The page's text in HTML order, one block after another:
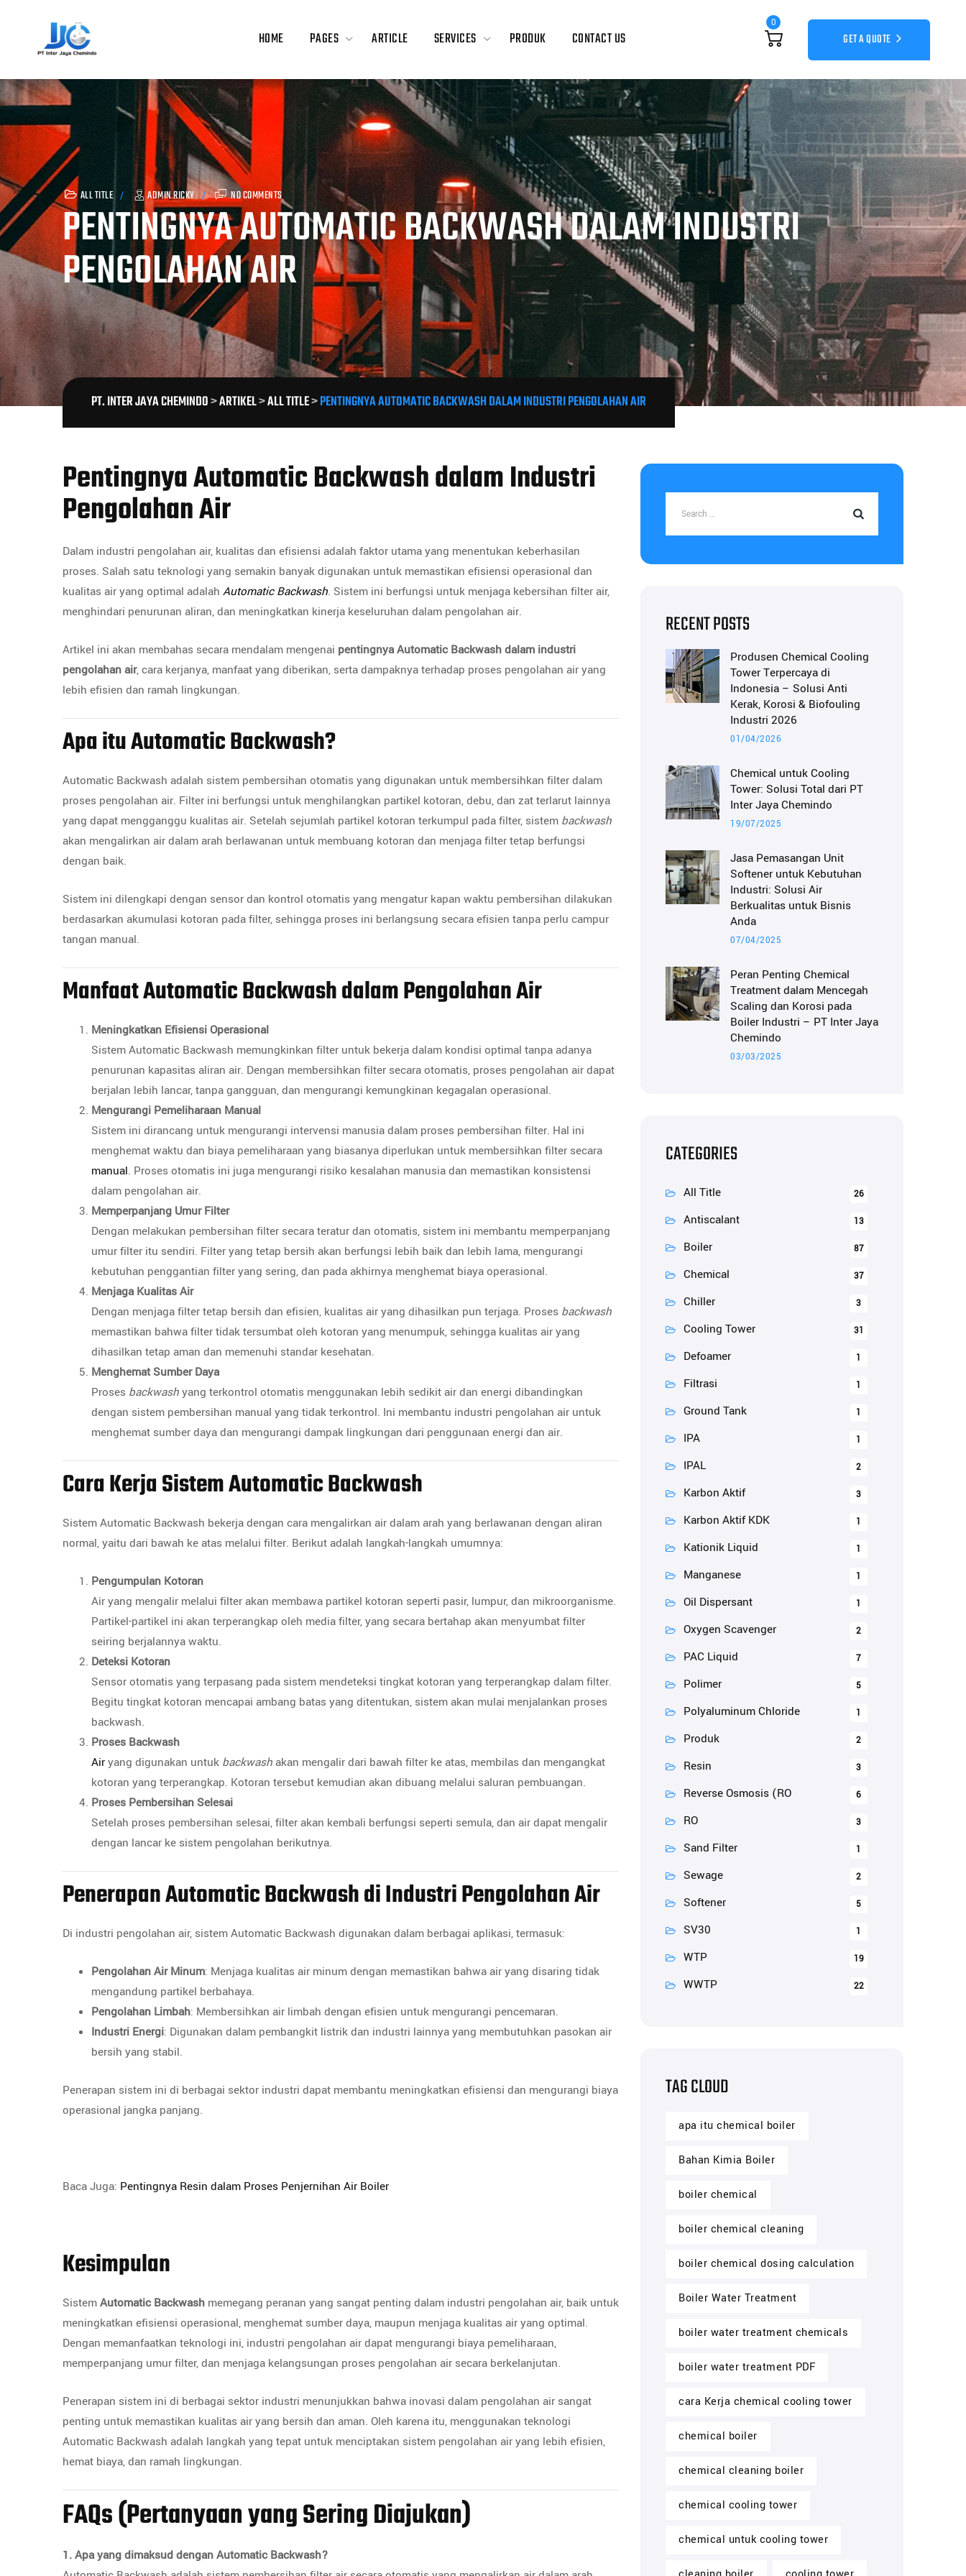
HOME PAGES ARTICLE SERVICES PRODUK CONTACT US
0
GET A QUOTE
ALL TITLE ADMIN RICKY NO COMMENTS
PENTINGNYA AUTOMATIC BACKWASH DALAM INDUSTRI
PENGOLAHAN AIR
PT. INTER JAYA CHEMINDO>ARTIKEL>ALL TITLE>PENTINGNYA AUTOMATIC BACKWASH DALAM INDUSTRI PENGOLAHAN AIR
Pentingnya Automatic Backwash dalam Industri
Pengolahan Air
Dalam industri pengolahan air, kualitas dan efisiensi adalah faktor utama yang menentukan keberhasilan
proses. Salah satu teknologi yang semakin banyak digunakan untuk memastikan efisiensi operasional dan
kualitas air yang optimal adalah Automatic Backwash. Sistem ini berfungsi untuk menjaga kebersihan filter air,
menghindari penurunan aliran, dan meningkatkan kinerja keseluruhan dalam pengolahan air.
Artikel ini akan membahas secara mendalam mengenai pentingnya Automatic Backwash dalam industri
pengolahan air, cara kerjanya, manfaat yang diberikan, serta dampaknya terhadap proses pengolahan air yang
lebih efisien dan ramah lingkungan.
Apa itu Automatic Backwash?
Automatic Backwash adalah sistem pembersihan otomatis yang digunakan untuk membersihkan filter dalam
proses pengolahan air. Filter ini berfungsi untuk menghilangkan partikel kotoran, debu, dan zat terlarut lainnya
yang dapat mengganggu kualitas air. Setelah sejumlah partikel kotoran terkumpul pada filter, sistem backwash
akan mengalirkan air dalam arah berlawanan untuk membuang kotoran dan menjaga filter tetap berfungsi
dengan baik.
Sistem ini dilengkapi dengan sensor dan kontrol otomatis yang mengatur kapan waktu pembersihan dilakukan
berdasarkan akumulasi kotoran pada filter, sehingga proses ini berlangsung secara efisien tanpa perlu campur
tangan manual.
Manfaat Automatic Backwash dalam Pengolahan Air
Meningkatkan Efisiensi Operasional
Sistem Automatic Backwash memungkinkan filter untuk bekerja dalam kondisi optimal tanpa adanya
penurunan kapasitas aliran air. Dengan membersihkan filter secara otomatis, proses pengolahan air dapat
berjalan lebih lancar, tanpa gangguan, dan mengurangi kemungkinan kegagalan operasional.
Mengurangi Pemeliharaan Manual
Sistem ini dirancang untuk mengurangi intervensi manusia dalam proses pembersihan filter. Hal ini
menghemat waktu dan biaya pemeliharaan yang biasanya diperlukan untuk membersihkan filter secara
manual. Proses otomatis ini juga mengurangi risiko kesalahan manusia dan memastikan konsistensi
dalam pengolahan air.
Memperpanjang Umur Filter
Dengan melakukan pembersihan filter secara teratur dan otomatis, sistem ini membantu memperpanjang
umur filter itu sendiri. Filter yang tetap bersih akan berfungsi lebih baik dan lebih lama, mengurangi
kebutuhan penggantian filter yang sering, dan pada akhirnya menghemat biaya operasional.
Menjaga Kualitas Air
Dengan menjaga filter tetap bersih dan efisien, kualitas air yang dihasilkan pun terjaga. Proses backwash
memastikan bahwa filter tidak tersumbat oleh kotoran yang menumpuk, sehingga kualitas air yang
dihasilkan tetap aman dan memenuhi standar kesehatan.
Menghemat Sumber Daya
Proses backwashyang terkontrol otomatis menggunakan lebih sedikit air dan energi dibandingkan
dengan sistem pembersihan manual yang tidak terkontrol. Ini membantu industri pengolahan air untuk
menghemat sumber daya dan mengurangi dampak lingkungan dari penggunaan energi dan air.
Cara Kerja Sistem Automatic Backwash
Sistem Automatic Backwash bekerja dengan cara mengalirkan air dalam arah yang berlawanan dengan aliran
normal, yaitu dari bawah ke atas melalui filter. Berikut adalah langkah-langkah umumnya:
Pengumpulan Kotoran
Air yang mengalir melalui filter akan membawa partikel kotoran seperti pasir, lumpur, dan mikroorganisme.
Partikel-partikel ini akan terperangkap oleh media filter, yang secara bertahap akan menyumbat filter
seiring berjalannya waktu.
Deteksi Kotoran
Sensor otomatis yang terpasang pada sistem mendeteksi tingkat kotoran yang terperangkap dalam filter.
Begitu tingkat kotoran mencapai ambang batas yang ditentukan, sistem akan mulai menjalankan proses
backwash.
Proses Backwash
Airyang digunakan untuk backwashakan mengalir dari bawah filter ke atas, membilas dan mengangkat
kotoran yang terperangkap. Kotoran tersebut kemudian akan dibuang melalui saluran pembuangan.
Proses Pembersihan Selesai
Setelah proses pembersihan selesai, filter akan kembali berfungsi seperti semula, dan air dapat mengalir
dengan lancar ke sistem pengolahan berikutnya.
Penerapan Automatic Backwash di Industri Pengolahan Air
Di industri pengolahan air, sistem Automatic Backwash digunakan dalam berbagai aplikasi, termasuk:
Pengolahan Air Minum: Menjaga kualitas air minum dengan memastikan bahwa air yang disaring tidak
mengandung partikel berbahaya.
Pengolahan Limbah: Membersihkan air limbah dengan efisien untuk mengurangi pencemaran.
Industri Energi: Digunakan dalam pembangkit listrik dan industri lainnya yang membutuhkan pasokan air
bersih yang stabil.
Penerapan sistem ini di berbagai sektor industri dapat membantu meningkatkan efisiensi dan mengurangi biaya
operasional jangka panjang.
Baca Juga: Pentingnya Resin dalam Proses Penjernihan Air Boiler
Kesimpulan
SistemAutomatic Backwash memegang peranan yang sangat penting dalam industri pengolahan air, baik untuk
meningkatkan efisiensi operasional, menghemat sumber daya, maupun menjaga kualitas air yang optimal.
Dengan memanfaatkan teknologi ini, industri pengolahan air dapat mengurangi biaya pemeliharaan,
memperpanjang umur filter, dan menjaga kelangsungan proses pengolahan air secara berkelanjutan.
Penerapan sistem ini di berbagai sektor industri menunjukkan bahwa inovasi dalam pengolahan air sangat
penting untuk memastikan kualitas air yang bersih dan aman. Oleh karena itu, menggunakan teknologi
Automatic Backwash adalah langkah yang tepat untuk menciptakan sistem pengolahan air yang lebih efisien,
hemat biaya, dan ramah lingkungan.
FAQs (Pertanyaan yang Sering Diajukan)
1. Apa yang dimaksud dengan Automatic Backwash?
RECENT POSTS
Produsen Chemical Cooling
Tower Terpercaya di
Indonesia – Solusi Anti
Kerak, Korosi & Biofouling
Industri 2026
01/04/2026
Chemical untuk Cooling
Tower: Solusi Total dari PT
Inter Jaya Chemindo
19/07/2025
Jasa Pemasangan Unit
Softener untuk Kebutuhan
Industri: Solusi Air
Berkualitas untuk Bisnis
Anda
07/04/2025
Peran Penting Chemical
Treatment dalam Mencegah
Scaling dan Korosi pada
Boiler Industri – PT Inter Jaya
Chemindo
03/03/2025
CATEGORIES
All Title 26
Antiscalant 13
Boiler 87
Chemical 37
Chiller 3
Cooling Tower 31
Defoamer 1
Filtrasi 1
Ground Tank 1
IPA 1
IPAL 2
Karbon Aktif 3
Karbon Aktif KDK 1
Kationik Liquid 1
Manganese 1
Oil Dispersant 1
Oxygen Scavenger 2
PAC Liquid 7
Polimer 5
Polyaluminum Chloride 1
Produk 2
Resin 3
Reverse Osmosis (RO 6
RO 3
Sand Filter 1
Sewage 2
Softener 5
SV30 1
WTP 19
WWTP 22
TAG CLOUD
apa itu chemical boiler
Bahan Kimia Boiler
boiler chemical
boiler chemical cleaning
boiler chemical dosing calculation
Boiler Water Treatment
boiler water treatment chemicals
boiler water treatment PDF
cara Kerja chemical cooling tower
chemical boiler
chemical cleaning boiler
chemical cooling tower
chemical untuk cooling tower